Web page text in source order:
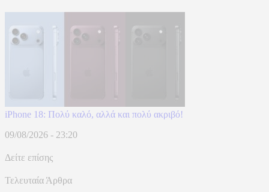
iPhone 18: Πολύ καλό, αλλά και πολύ ακριβό!
09/08/2026 - 23:20
Δείτε επίσης
Τελευταία Άρθρα